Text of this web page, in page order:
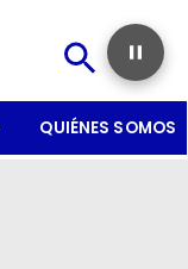
QUIÉNES SOMOS